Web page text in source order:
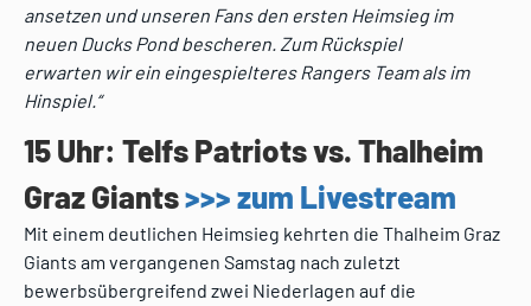
ansetzen und unseren Fans den ersten Heimsieg im
neuen Ducks Pond bescheren. Zum Rückspiel
erwarten wir ein eingespielteres Rangers Team als im
Hinspiel.“
15 Uhr: Telfs Patriots vs. Thalheim
Graz Giants>>> zum Livestream
Mit einem deutlichen Heimsieg kehrten die Thalheim Graz
Giants am vergangenen Samstag nach zuletzt
bewerbsübergreifend zwei Niederlagen auf die